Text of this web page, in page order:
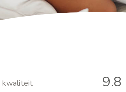
kwaliteit 9.8